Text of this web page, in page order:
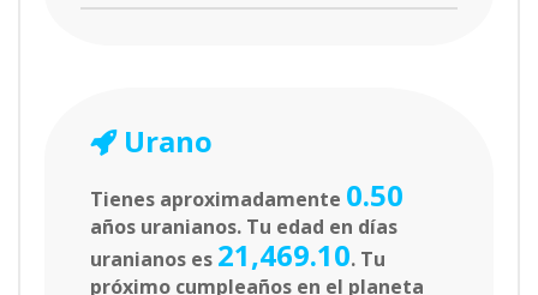
Urano
Tienes aproximadamente 0.50
años uranianos. Tu edad en días
uranianos es 21,469.10. Tu
próximo cumpleaños en el planeta